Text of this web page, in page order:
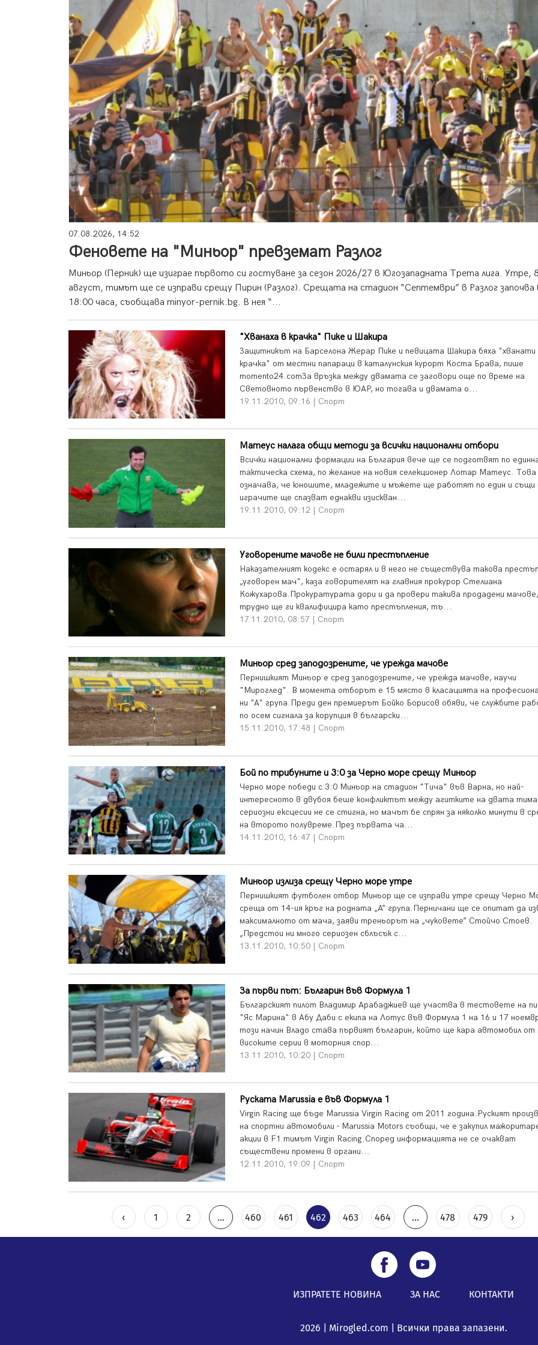
07.08.2026, 14:52
Феновете на "Миньор" превземат Разлог
Миньор (Перник) ще изиграе първото си гостуване за сезон 2026/27 в Югозападната Трета лига. Утре,
август, тимът ще се изправи срещу Пирин (Разлог). Срещата на стадион “Септември” в Разлог започва
18:00 часа, съобщава minyor-pernik.bg. В нея “...
"Хванаха в крачка" Пике и Шакира
Защитникът на Барселона Жерар Пике и певицата Шакира бяха "хванати
крачка" от местни папараци в каталунския курорт Коста Брава, пише
momento24.comЗа връзка между двамата се заговори още по време на
Световното първенство в ЮАР, но тогава и двамата о...
19.11.2010, 09:16 | Спорт
Матеус налага общи методи за всички национални отбори
Всички национални формации на България вече ще се подготвят по
тактическа схема, по желание на новия селекционер Лотар Матеус. Това
означава, че юношите, младежите и мъжете ще работят по един и същи
играчите ще спазват еднакви изискван...
19.11.2010, 09:12 | Спорт
Уговорените мачове не били престъпление
Наказателният кодекс е остарял и в него не съществува такова
„уговорен мач", каза говорителят на главния прокурор Стелиана
Кожухарова.Прокуратурата дори и да провери такива продадени мачове,
трудно ще ги квалифицира като престъпления, тъ...
17.11.2010, 08:57 | Спорт
Миньор сред заподозрените, че урежда мачове
Пернишкият Миньор е сред заподозрените, че урежда мачове, научи
"Мироглед". В момента отборът е 15 място в класацията на
ни "А" група.Преди ден премиерът Бойко Борисов обяви, че службите
по осем сигнала за корупция в български...
15.11.2010, 17:48 | Спорт
Бой по трибуните и 3:0 за Черно море срещу Миньор
Черно море победи с 3:0 Миньор на стадион "Тича" във Варна, но най-
интересното в двубоя беше конфликтът между агитките на двата
сериозни ексцесии не се стигна, но мачът бе спрян за няколко минути в
на второто полувреме.През първата ча...
14.11.2010, 16:47 | Спорт
Миньор излиза срещу Черно море утре
Пернишкият футболен отбор Миньор ще се изправи утре срещу Черно
среща от 14-ия кръг на родната „А” група.Перничани ще се опитат да
максималното от мача, заяви треньорът на „чуковете” Стойчо Стоев.
„Предстои ни много сериозен сблъсък с...
13.11.2010, 10:50 | Спорт
За първи път: Българин във Формула 1
Българският пилот Владимир Арабаджиев ще участва в тестовете на
"Яс Марина" в Абу Даби с екипа на Лотус във Формула 1 на 16 и 17
този начин Владо става първият българин, който ще кара автомобил от
високите серии в моторния спор...
13.11.2010, 10:20 | Спорт
Руската Marussia е във Формула 1
Virgin Racing ще бъде Marussia Virgin Racing от 2011 година.Руският
на спортни автомобили - Marussia Motors съобщи, че е закупил
акции в F1 тимът Virgin Racing.Според информацията не се очакват
съществени промени в органи...
12.11.2010, 19:09 | Спорт
‹ 1 2 ... 460 461 462 463 464 ... 478 479 ›
ИЗПРАТЕТЕ НОВИНА ЗА НАС КОНТАКТИ
2026 | Mirogled.com | Всички права запазени.